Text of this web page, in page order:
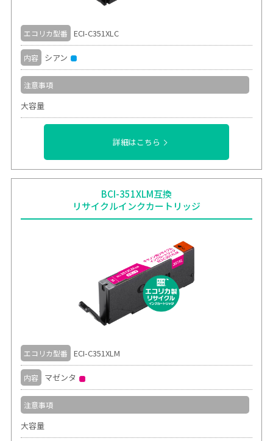
エコリカ型番 ECI-C351XLC
内容 シアン
注意事項
大容量
詳細はこちら
BCI-351XLM互換
リサイクルインクカートリッジ
エコリカ型番 ECI-C351XLM
内容 マゼンタ
注意事項
大容量